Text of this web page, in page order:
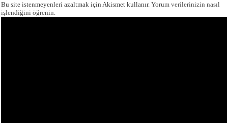
Bu site istenmeyenleri azaltmak için Akismet kullanır.Yorum verilerinizin nasıl
işlendiğini öğrenin.